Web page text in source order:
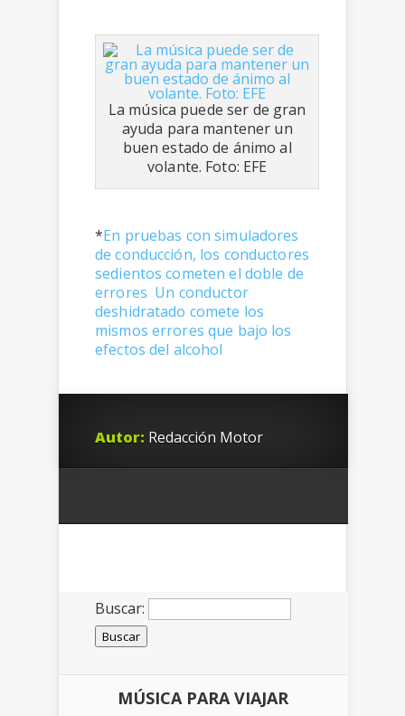
La música puede ser de gran
ayuda para mantener un
buen estado de ánimo al
volante. Foto: EFE
*En pruebas con simuladores
de conducción, los conductores
sedientos cometen el doble de
errores Un conductor
deshidratado comete los
mismos errores que bajo los
efectos del alcohol
Autor: Redacción Motor
Buscar:
MÚSICA PARA VIAJAR